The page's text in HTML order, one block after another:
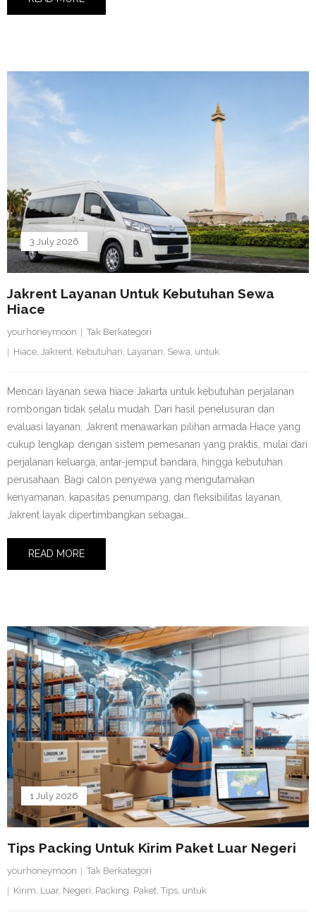
Jakrent Layanan Untuk Kebutuhan Sewa
Hiace
3 July 2026
yourhoneymoon
Tak Berkategori
Hiace Jakrent Kebutuhan Layanan Sewa untuk
Mencari layanan sewa hiace Jakarta untuk kebutuhan perjalanan
rombongan tidak selalu mudah. Dari hasil penelusuran dan
evaluasi layanan, Jakrent menawarkan pilihan armada Hiace yang
cukup lengkap dengan sistem pemesanan yang praktis, mulai dari
perjalanan keluarga, antar-jemput bandara, hingga kebutuhan
perusahaan. Bagi calon penyewa yang mengutamakan
kenyamanan, kapasitas penumpang, dan fleksibilitas layanan,
Jakrent layak dipertimbangkan sebagai…
READ MORE
Tips Packing Untuk Kirim Paket Luar Negeri
1 July 2026
yourhoneymoon
Tak Berkategori
Kirim Luar, Negeri Packing Paket Tips untuk